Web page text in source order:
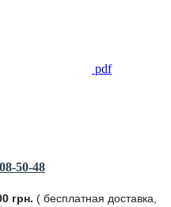
pdf
50-48
грн. ( бесплатная доставка,